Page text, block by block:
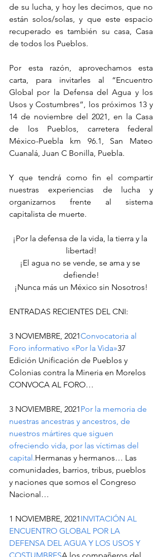
de su lucha, y hoy les decimos, que no
están solos/solas, y que este espacio
recuperado es también su casa, Casa
de todos los Pueblos.
Por esta razón, aprovechamos esta
carta, para invitarles al “Encuentro
Global por la Defensa del Agua y los
Usos y Costumbres”, los próximos 13 y
14 de noviembre del 2021, en la Casa
de los Pueblos, carretera federal
México-Puebla km 96.1, San Mateo
Cuanalá, Juan C Bonilla, Puebla.
Y que tendrá como fin el compartir
nuestras experiencias de lucha y
organizarnos frente al sistema
capitalista de muerte.
¡Por la defensa de la vida, la tierra y la
libertad!
¡El agua no se vende, se ama y se
defiende!
¡Nunca más un México sin Nosotros!
ENTRADAS RECIENTES DEL CNI:
3 NOVIEMBRE, 2021Convocatoria al
Foro informativo «Por la Vida»37
Edición Unificación de Pueblos y
Colonias contra la Mineria en Morelos
CONVOCA AL FORO…
3 NOVIEMBRE, 2021Por la memoria de
nuestras ancestras y ancestros, de
nuestros mártires que siguen
ofreciendo vida, por las víctimas del
capital.Hermanas y hermanos… Las
comunidades, barrios, tribus, pueblos
y naciones que somos el Congreso
Nacional…
1 NOVIEMBRE, 2021INVITACIÓN AL
ENCUENTRO GLOBAL POR LA
DEFENSA DEL AGUA Y LOS USOS Y
COSTUMBRESA los compañeros del